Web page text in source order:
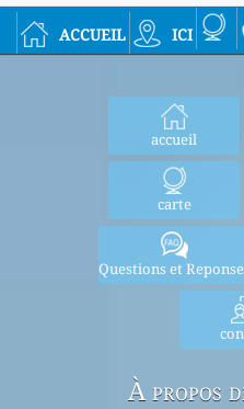
accueil ici
accueil
carte
Questions et
À propos